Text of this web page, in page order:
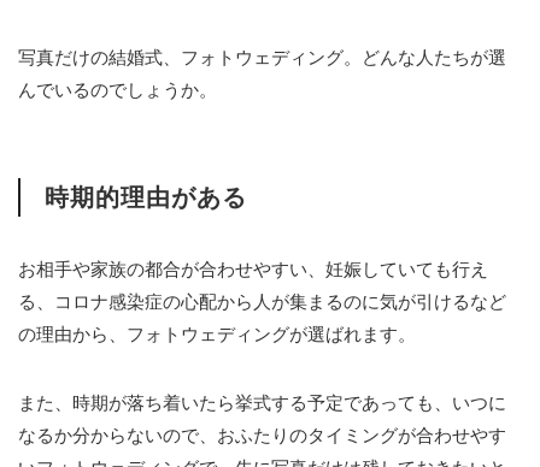
写真だけの結婚式、フォトウェディング。どんな人たちが選
んでいるのでしょうか。
時期的理由がある
お相手や家族の都合が合わせやすい、妊娠していても行え
る、コロナ感染症の心配から人が集まるのに気が引けるなど
の理由から、フォトウェディングが選ばれます。
また、時期が落ち着いたら挙式する予定であっても、いつに
なるか分からないので、おふたりのタイミングが合わせやす